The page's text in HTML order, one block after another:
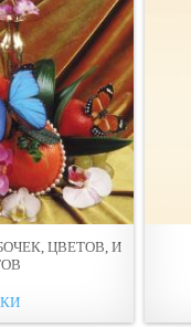
ЦВЕТОВ, И